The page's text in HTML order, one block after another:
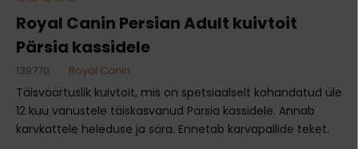
Royal Canin Persian Adult kuivtoit
Pärsia kassidele
139770 Royal Canin
Täisväärtuslik kuivtoit, mis on spetsiaalselt kohandatud üle
12 kuu vanustele täiskasvanud Pärsia kassidele. Annab
karvkattele heleduse ja sära. Ennetab karvapallide teket.